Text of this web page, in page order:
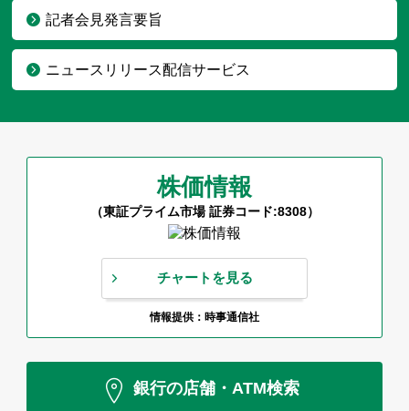
記者会見発言要旨
ニュースリリース配信サービス
株価情報
（東証プライム市場 証券コード:8308）
チャートを見る
情報提供：時事通信社
銀行の店舗・ATM検索